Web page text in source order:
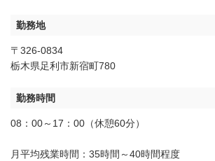
勤務地
〒326-0834
栃木県足利市新宿町780
勤務時間
08：00～17：00（休憩60分）
月平均残業時間：35時間～40時間程度